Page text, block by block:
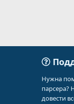
Нужна
парсера?
довести